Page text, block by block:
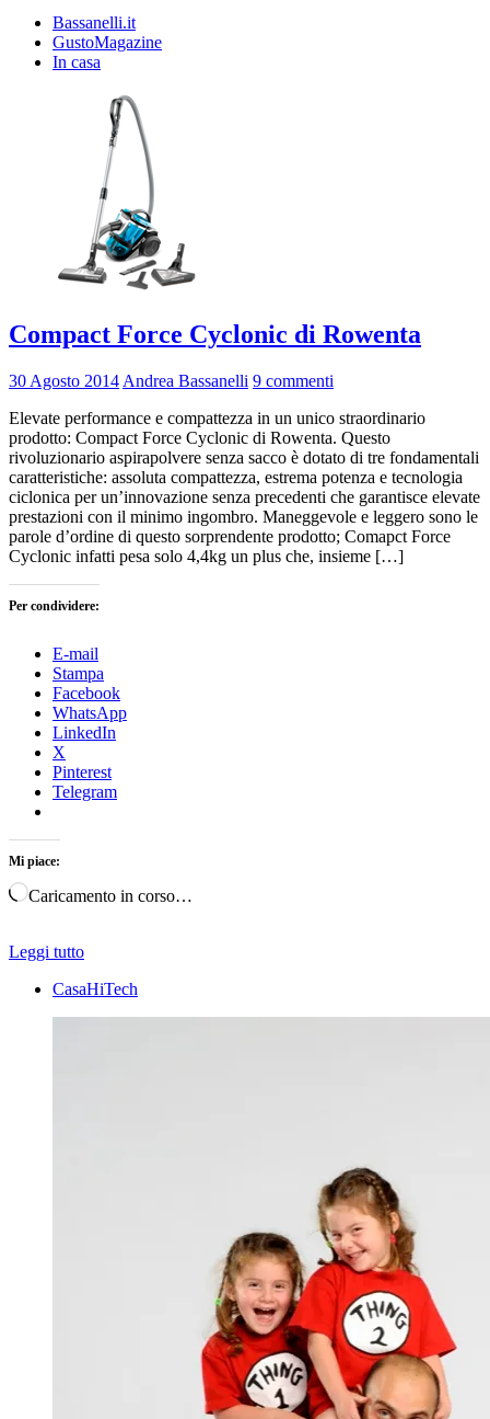
Bassanelli.it
GustoMagazine
In casa
Compact Force Cyclonic di Rowenta
30 Agosto 2014 Andrea Bassanelli 9 commenti
Elevate performance e compattezza in un unico straordinario
prodotto: Compact Force Cyclonic di Rowenta. Questo
rivoluzionario aspirapolvere senza sacco è dotato di tre fondamentali
caratteristiche: assoluta compattezza, estrema potenza e tecnologia
ciclonica per un’innovazione senza precedenti che garantisce elevate
prestazioni con il minimo ingombro. Maneggevole e leggero sono le
parole d’ordine di questo sorprendente prodotto; Comapct Force
Cyclonic infatti pesa solo 4,4kg un plus che, insieme […]
Per condividere:
E-mail
Stampa
Facebook
WhatsApp
LinkedIn
X
Pinterest
Telegram
Mi piace:
Caricamento in corso…
Leggi tutto
CasaHiTech